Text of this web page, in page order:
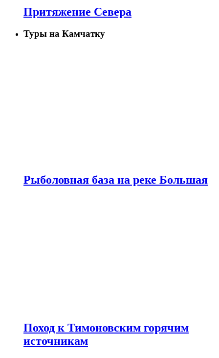
Притяжение Севера
Туры на Камчатку
Рыболовная база на реке Большая
Поход к Тимоновским горячим
источникам